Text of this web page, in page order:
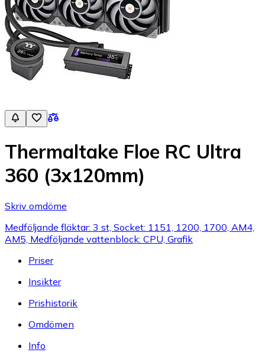
Thermaltake Floe RC Ultra
360 (3x120mm)
Skriv omdöme
Medföljande fläktar: 3 st, Socket: 1151, 1200, 1700, AM4,
AM5, Medföljande vattenblock: CPU, Grafik
Priser
Insikter
Prishistorik
Omdömen
Info